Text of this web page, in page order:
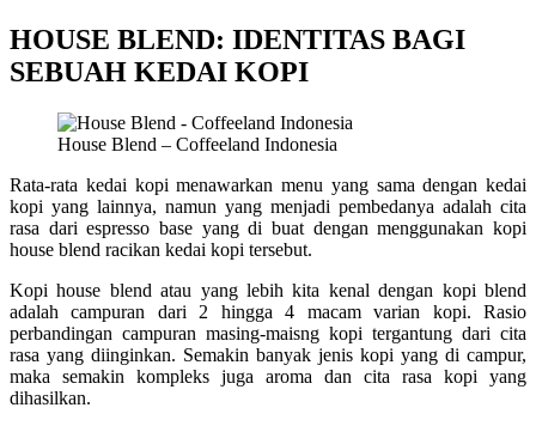
HOUSE BLEND: IDENTITAS BAGI
SEBUAH KEDAI KOPI
House Blend – Coffeeland Indonesia
Rata-rata kedai kopi menawarkan menu yang sama dengan kedai
kopi yang lainnya, namun yang menjadi pembedanya adalah cita
rasa dari espresso base yang di buat dengan menggunakan kopi
house blend racikan kedai kopi tersebut.
Kopi house blend atau yang lebih kita kenal dengan kopi blend
adalah campuran dari 2 hingga 4 macam varian kopi. Rasio
perbandingan campuran masing-maisng kopi tergantung dari cita
rasa yang diinginkan. Semakin banyak jenis kopi yang di campur,
maka semakin kompleks juga aroma dan cita rasa kopi yang
dihasilkan.